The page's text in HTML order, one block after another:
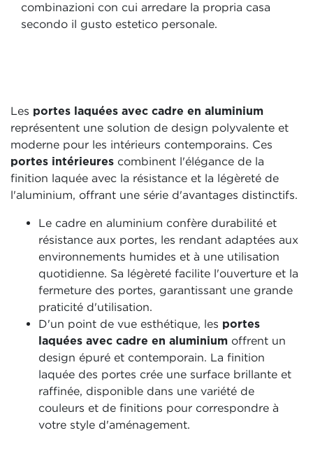
combinazioni con cui arredare la propria casa
secondo il gusto estetico personale.
Les portes laquées avec cadre en aluminium
représentent une solution de design polyvalente et
moderne pour les intérieurs contemporains. Ces
portes intérieures combinent l'élégance de la
finition laquée avec la résistance et la légèreté de
l'aluminium, offrant une série d'avantages distinctifs.
Le cadre en aluminium confère durabilité et
résistance aux portes, les rendant adaptées aux
environnements humides et à une utilisation
quotidienne. Sa légèreté facilite l'ouverture et la
fermeture des portes, garantissant une grande
praticité d'utilisation.
D'un point de vue esthétique, les portes
laquées avec cadre en aluminium offrent un
design épuré et contemporain. La finition
laquée des portes crée une surface brillante et
raffinée, disponible dans une variété de
couleurs et de finitions pour correspondre à
votre style d'aménagement.